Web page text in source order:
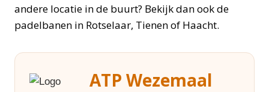
andere locatie in de buurt? Bekijk dan ook de
padelbanen in Rotselaar, Tienen of Haacht.
ATP Wezemaal